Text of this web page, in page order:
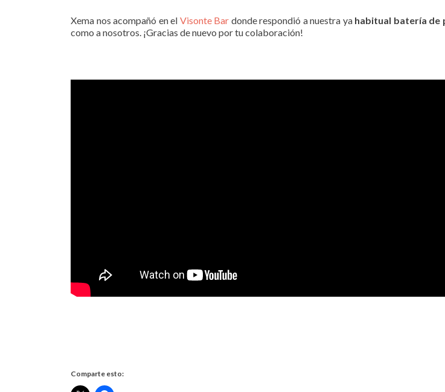
Xema nos acompañó en el Visonte Bar donde respondió a nuestra ya habitual batería de
como a nosotros. ¡Gracias de nuevo por tu colaboración!
Comparte esto: